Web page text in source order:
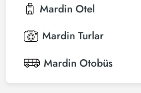
Mardin Otel
Mardin Turlar
Mardin Otobüs